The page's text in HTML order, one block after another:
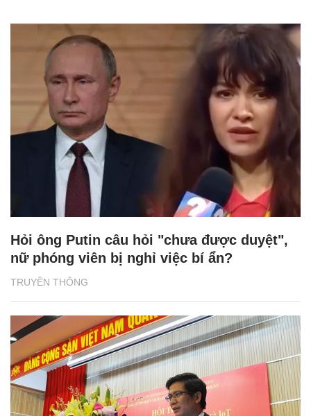
TRUYỀN THÔNG
Hỏi ông Putin câu hỏi "chưa được duyệt",
nữ phóng viên bị nghỉ việc bí ẩn?